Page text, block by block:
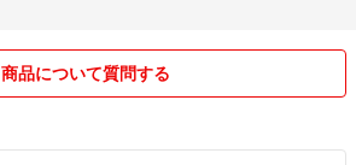
商品について質問する